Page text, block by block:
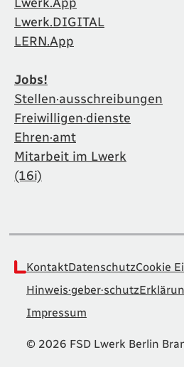
Lwerk.DIGITAL
LERN.App
Jobs!
Stellen·ausschreibungen
Freiwilligen·dienste
Ehren·amt
Mitarbeit im Lwerk
(16i)
KontaktDatenschutzCookie
Hinweis·geber·schutz
Impressum
© 2026 FSD Lwerk Berlin